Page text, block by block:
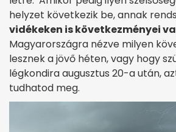
helyzet következik be, annak
vidékeken is következményei
Magyarországra nézve milyen
lesznek a jövő héten, vagy hogy
légkondira augusztus 20-a után,
tudhatod meg.